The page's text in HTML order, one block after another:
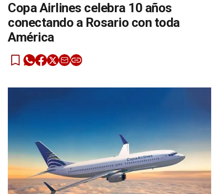
Copa Airlines celebra 10 años
conectando a Rosario con toda
América